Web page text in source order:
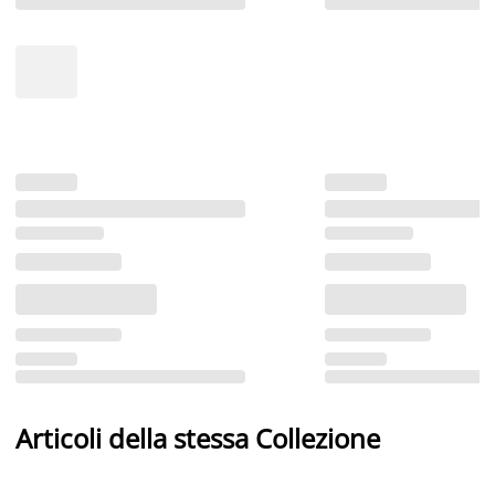
Articoli della stessa Collezione